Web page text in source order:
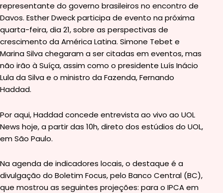
representante do governo brasileiros no encontro de
Davos. Esther Dweck participa de evento na próxima
quarta-feira, dia 21, sobre as perspectivas de
crescimento da América Latina. Simone Tebet e
Marina Silva chegaram a ser citadas em eventos, mas
não irão à Suíça, assim como o presidente Luís Inácio
Lula da Silva e o ministro da Fazenda, Fernando
Haddad.
Por aqui, Haddad concede entrevista ao vivo ao UOL
News hoje, a partir das 10h, direto dos estúdios do UOL,
em São Paulo.
Na agenda de indicadores locais, o destaque é a
divulgação do Boletim Focus, pelo Banco Central (BC),
que mostrou as seguintes projeções: para o IPCA em